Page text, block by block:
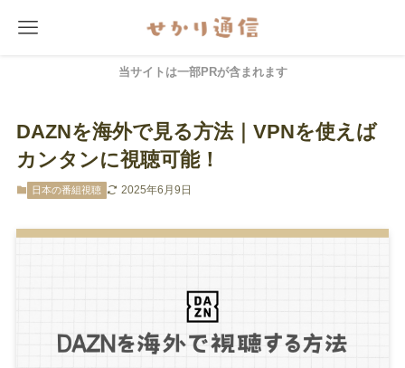
当サイトは一部PRが含まれます
DAZNを海外で見る方法｜VPNを使えば
カンタンに視聴可能！
日本の番組視聴 2025年6月9日